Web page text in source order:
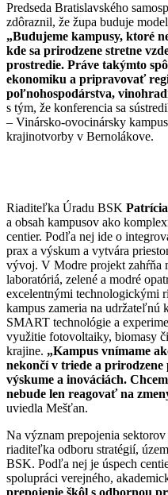
Predseda Bratislavského
zdôraznil, že župa buduje
„Budujeme kampusy, ktoré
kde sa prirodzene stretne
prostredie. Práve takýmto
ekonomiku a pripravovať
poľnohospodárstva,
s tým, že konferencia sa
– Vinársko-ovocinársky
krajinotvorby v Bernolákove.
Riaditeľka Úradu BSK
a obsah kampusov ako
centier. Podľa nej ide o
prax a výskum a vytvára
vývoj. V Modre projekt zahŕňa
laboratóriá, zelené a modré
excelentnými technologickými
kampus zameria na udržateľnú
SMART technológie a
využitie fotovoltaiky, biomasy
krajine. „Kampus vnímame
nekončí v triede a
výskume a inováciách.
nebude len reagovať na
uviedla Mešťan.
Na význam prepojenia
riaditeľka odboru stratégií,
BSK. Podľa nej je úspech
spolupráci verejného,
prepojenie škôl s odbornou